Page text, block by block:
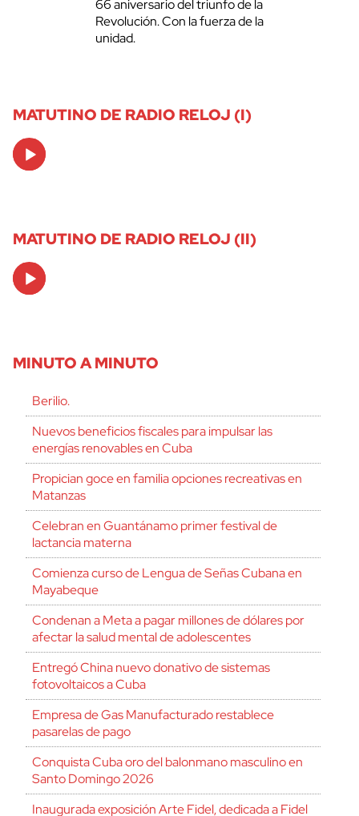
66 aniversario del triunfo de la
Revolución. Con la fuerza de la
unidad.
MATUTINO DE RADIO RELOJ (I)
Audio
Player
MATUTINO DE RADIO RELOJ (II)
Audio
Player
MINUTO A MINUTO
Berilio.
Nuevos beneficios fiscales para impulsar las
energías renovables en Cuba
Propician goce en familia opciones recreativas en
Matanzas
Celebran en Guantánamo primer festival de
lactancia materna
Comienza curso de Lengua de Señas Cubana en
Mayabeque
Condenan a Meta a pagar millones de dólares por
afectar la salud mental de adolescentes
Entregó China nuevo donativo de sistemas
fotovoltaicos a Cuba
Empresa de Gas Manufacturado restablece
pasarelas de pago
Conquista Cuba oro del balonmano masculino en
Santo Domingo 2026
Inaugurada exposición Arte Fidel, dedicada a Fidel